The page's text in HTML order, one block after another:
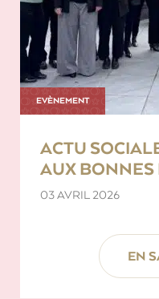
EVÈNEMENT
ACTU
AUX BONNES
03 AVRIL 2026
EN